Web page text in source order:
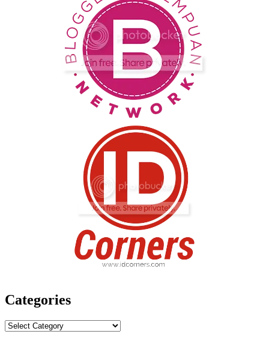
Categories
Categories